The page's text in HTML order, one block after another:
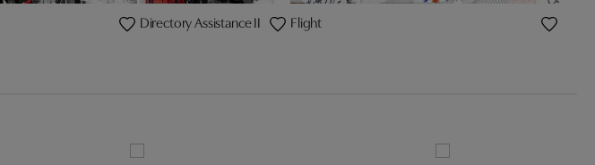
Directory Assistance II Flight